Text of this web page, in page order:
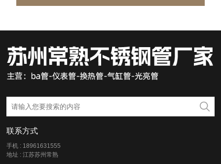
联系方式
手机 : 18961631555
地址 : 江苏苏州常熟